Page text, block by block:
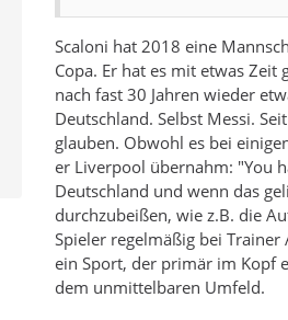
Scaloni hat 2018 eine
Copa. Er hat es mit etwas
nach fast 30 Jahren wieder
Deutschland. Selbst Messi.
glauben. Obwohl es bei
er Liverpool übernahm: "You
Deutschland und wenn das
durchzubeißen, wie z.B. die
Spieler regelmäßig bei
ein Sport, der primär im Kopf
dem unmittelbaren Umfeld.